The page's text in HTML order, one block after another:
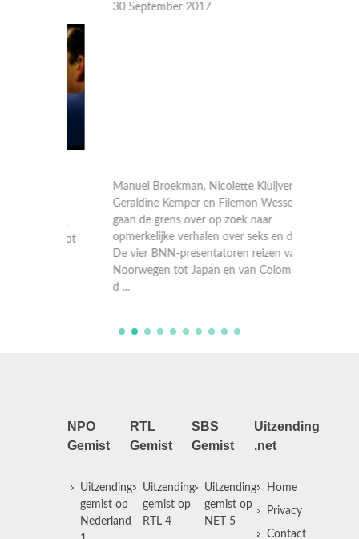
30 September 2017
Manuel Broekman, Nicolette Kluijver,
Geraldine Kemper en Filemon Wesselink
gaan de grens over op zoek naar
opmerkelijke verhalen over seks en drugs.
De vier BNN-presentatoren reizen van
Noorwegen tot Japan en van Colombia tot
NPO
Gemist
Uitzending
gemist op
Nederland
RTL
Gemist
Uitzending
gemist op
RTL 4
SBS
Gemist
Uitzending
gemist op
NET 5
Uitzending
.net
Home
Privacy
Contact